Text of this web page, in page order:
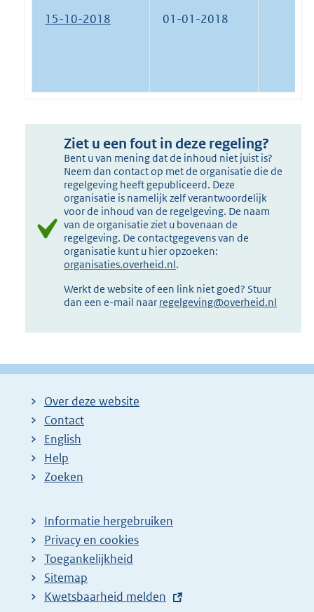
15-10-2018 01-01-2018
Ziet u een fout in deze regeling?
Bent u van mening dat de inhoud niet juist is?
Neem dan contact op met de organisatie die de
regelgeving heeft gepubliceerd. Deze
organisatie is namelijk zelf verantwoordelijk
voor de inhoud van de regelgeving. De naam
van de organisatie ziet u bovenaan de
regelgeving. De contactgegevens van de
organisatie kunt u hier opzoeken:
organisaties.overheid.nl.
Werkt de website of een link niet goed? Stuur
dan een e-mail naar regelgeving@overheid.nl
Over deze website
Contact
English
Help
Zoeken
Informatie hergebruiken
Privacy en cookies
Toegankelijkheid
Sitemap
E
Kwetsbaarheid melden